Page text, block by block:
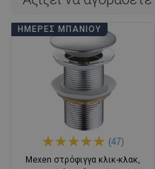
ΗΜΈΡΕΣ ΜΠΆΝΙΟΥ
(47)
Mexen στρόφιγγα κλικ-κλακ,